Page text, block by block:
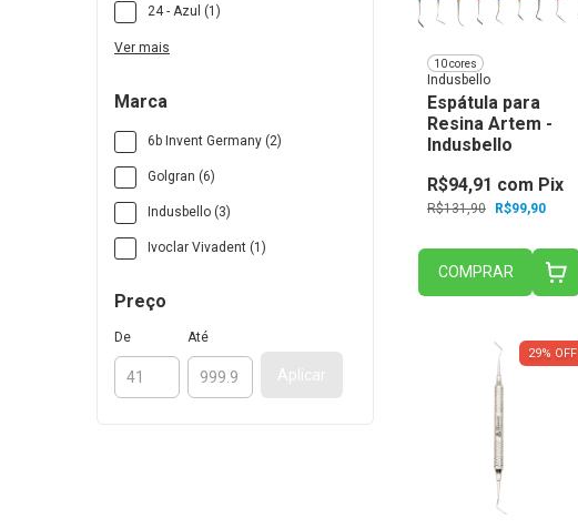
24 - Azul (1)
Ver mais
Marca
6b Invent Germany (2)
Golgran (6)
Indusbello (3)
Ivoclar Vivadent (1)
Preço
De Até
Aplicar
10 cores
Indusbello
Espátula para
Resina Artem -
Indusbello
R$131,90 R$99,90
R$94,91 com Pix
COMPRAR
29% OFF